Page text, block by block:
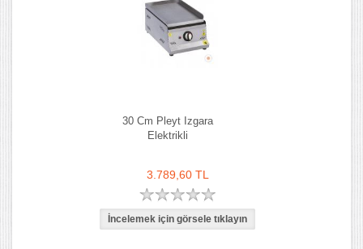
30 Cm Pleyt Izgara
Elektrikli
3.789,60 TL